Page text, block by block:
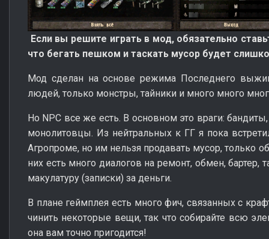
Если вы решите играть в мод, обязательно
что бегать пешком и таскать мусор будет
Мод сделан на основе режима Последнего
людей, только монстры, тайники и много много
Но NPC все же есть. В основном это враги:
монолитовцы. Из нейтральных к ГГ я пока
Агропроме, но им нельзя продавать мусор, только
них есть много диалогов на ремонт, обмен,
макулатуру (записки) за деньги.
В плане геймплея есть много фич, связанных с
чинить некоторые вещи, так что собирайте всю
она вам точно пригодится!